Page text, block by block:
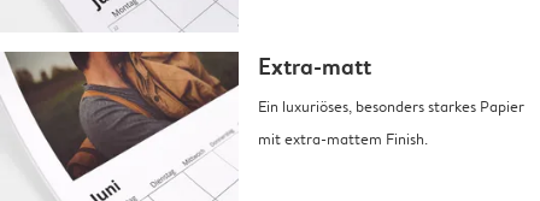
Extra-matt
Ein luxuriöses, besonders starkes Papier
mit extra-mattem Finish.